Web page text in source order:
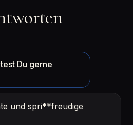
Du gerne
und spri**freudige